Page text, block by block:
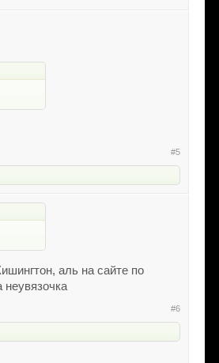
#5
аль на сайте по
#6